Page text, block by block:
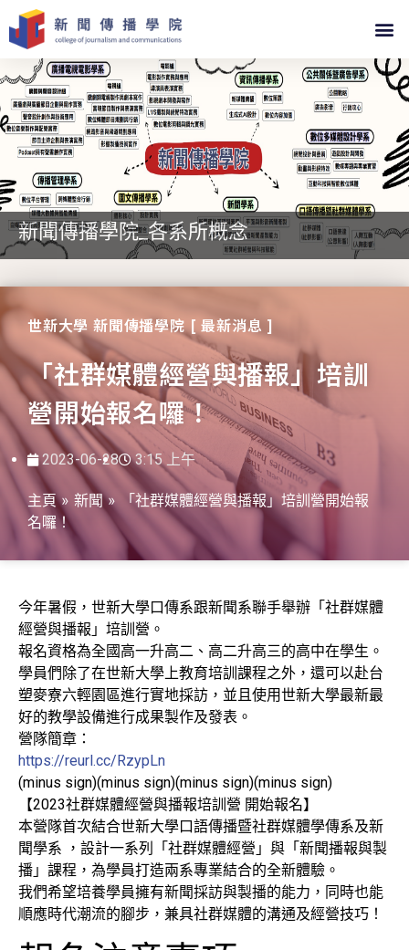
新聞傳播學院_各系所概念
世新大學 新聞傳播學院 [ 最新消息 ]
「社群媒體經營與播報」培訓
營開始報名囉！
2023-06-28 3:15 上午
主頁 » 新聞 » 「社群媒體經營與播報」培訓營開始報
名囉！
今年暑假，世新大學口傳系跟新聞系聯手舉辦「社群媒體
經營與播報」培訓營。
報名資格為全國高一升高二、高二升高三的高中在學生。
學員們除了在世新大學上教育培訓課程之外，還可以赴台
塑麥寮六輕園區進行實地採訪，並且使用世新大學最新最
好的教學設備進行成果製作及發表。
營隊簡章：
https://reurl.cc/RzypLn
(minus sign)(minus sign)(minus sign)(minus sign)
【2023社群媒體經營與播報培訓營 開始報名】
本營隊首次結合世新大學口語傳播暨社群媒體學傳系及新
聞學系 ，設計一系列「社群媒體經營」與「新聞播報與製
播」課程，為學員打造兩系專業結合的全新體驗。
我們希望培養學員擁有新聞採訪與製播的能力，同時也能
順應時代潮流的腳步，兼具社群媒體的溝通及經營技巧！